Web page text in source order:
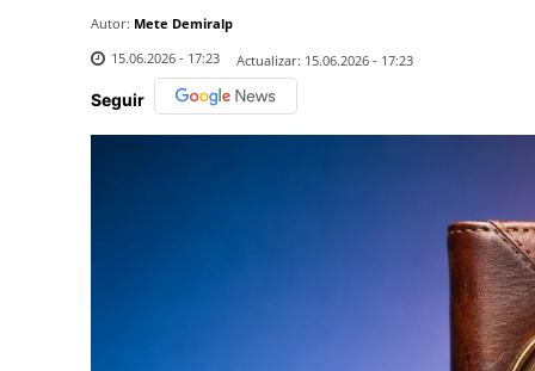
Autor: Mete Demiralp
15.06.2026 - 17:23
Actualizar: 15.06.2026 - 17:23
Seguir